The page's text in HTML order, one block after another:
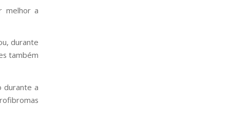
melhor a
durante
também
durante a